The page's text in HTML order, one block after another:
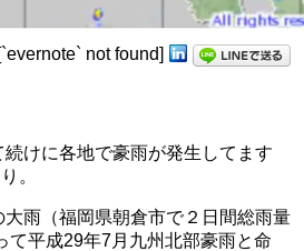
[`evernote` not found]
けに各地で豪雨が発生してます
。
大雨（福岡県朝倉市で２日間総雨量
て平成29年7月九州北部豪雨と命